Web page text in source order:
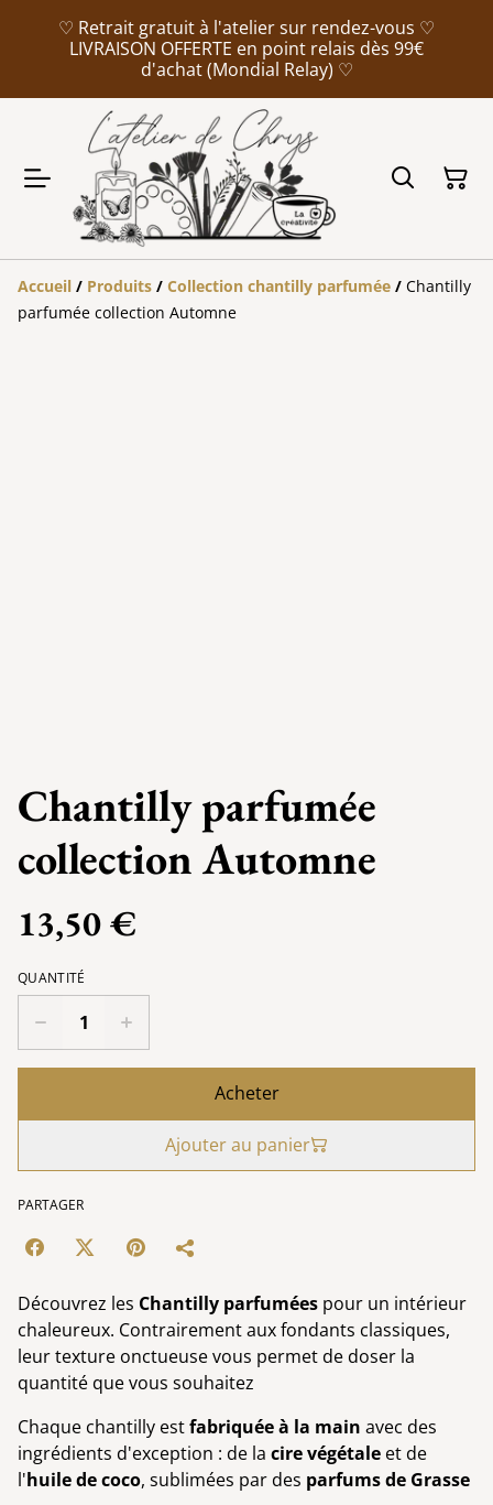
♡ Retrait gratuit à l'atelier sur rendez-vous ♡
LIVRAISON OFFERTE en point relais dès 99€
d'achat (Mondial Relay) ♡
Accueil / Produits / Collection chantilly parfumée / Chantilly
parfumée collection Automne
Chantilly parfumée
collection Automne
13,50 €
QUANTITÉ
Acheter
Ajouter au panier
PARTAGER
Découvrez les Chantilly parfumées pour un intérieur
chaleureux. Contrairement aux fondants classiques,
leur texture onctueuse vous permet de doser la
quantité que vous souhaitez
Chaque chantilly estfabriquée à la main avec des
ingrédients d'exception : de la cire végétale et de
l'huile de coco, sublimées par des parfums de Grasse